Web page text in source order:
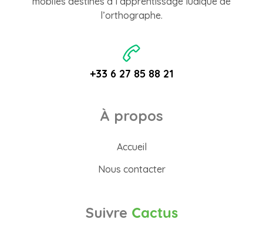
l’orthographe.
+33 6 27 85 88 21
À propos
Accueil
Nous contacter
Suivre Cactus